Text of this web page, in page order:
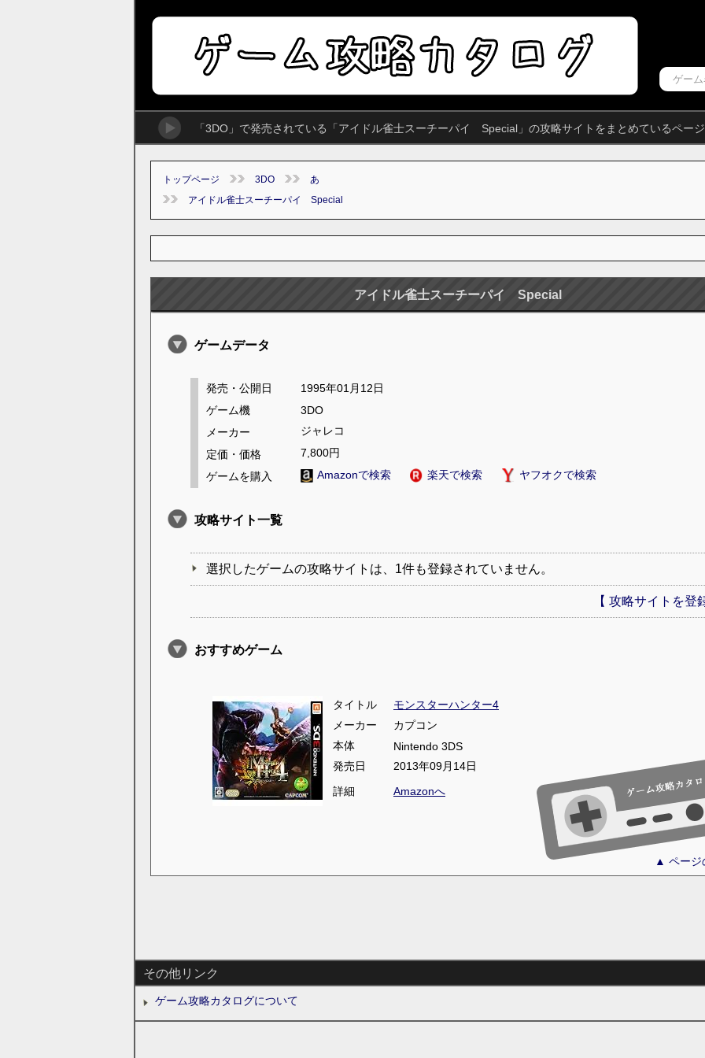
「3DO」で発売されている「アイドル雀士スーチーパイ Special」の攻略サイトをまとめているペー
トップページ 3DO
あ
アイドル雀士スーチーパイ Special
アイドル雀士スーチーパイ Special
ゲームデータ
発売・公開日
1995年01月12日
ゲーム機
3DO
メーカー
ジャレコ
定価・価格
7,800円
ゲームを購入
Amazonで検索 楽天で検索 ヤフオクで検索
攻略サイト一覧
選択したゲームの攻略サイトは、1件も登録されていません。
【 攻略サイトを登
おすすめゲーム
タイトル
モンスターハンター4
メーカー
カプコン
本体
Nintendo 3DS
発売日
2013年09月14日
詳細
Amazonへ
▲ ページ
その他リンク
ゲーム攻略カタログについて